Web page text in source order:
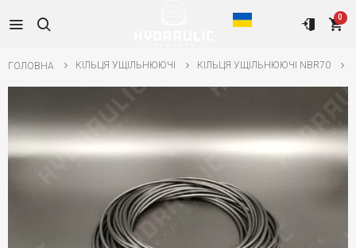
0
ГОЛОВНА КІЛЬЦЯ УЩІЛЬНЮЮЧІ КІЛЬЦЯ УЩІЛЬНЮЮЧІ NBR70